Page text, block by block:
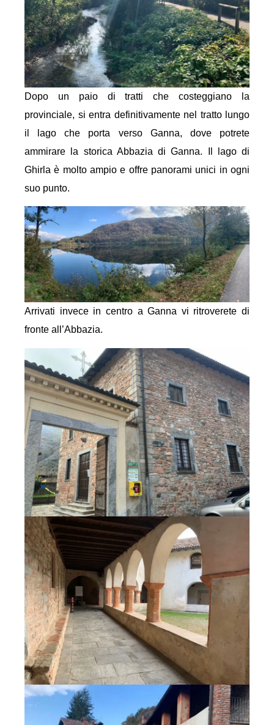
Dopo un paio di tratti che costeggiano la
provinciale, si entra definitivamente nel tratto lungo
il lago che porta verso Ganna, dove potrete
ammirare la storica Abbazia di Ganna. Il lago di
Ghirla è molto ampio e offre panorami unici in ogni
suo punto.
Arrivati invece in centro a Ganna vi ritroverete di
fronte all’Abbazia.